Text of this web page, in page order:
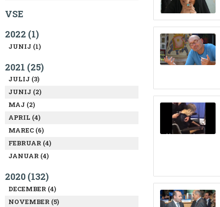
VSE
2022 (1)
JUNIJ (1)
2021 (25)
JULIJ (3)
JUNIJ (2)
MAJ (2)
APRIL (4)
MAREC (6)
FEBRUAR (4)
JANUAR (4)
2020 (132)
DECEMBER (4)
NOVEMBER (5)